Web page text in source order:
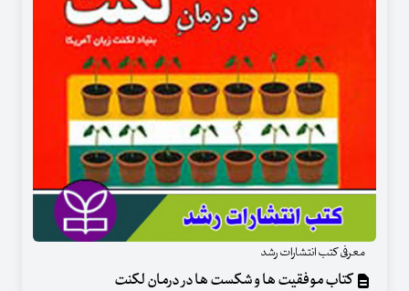
معرفی کتب انتشارات رشد
کتاب موفقیت ها و شکست ها در درمان لکنت